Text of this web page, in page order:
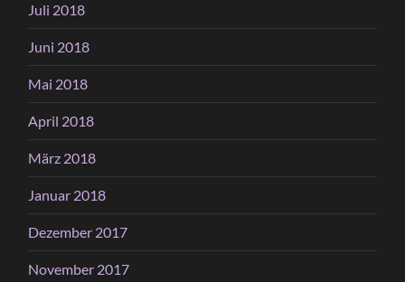
Juli 2018
Juni 2018
Mai 2018
April 2018
März 2018
Januar 2018
Dezember 2017
November 2017